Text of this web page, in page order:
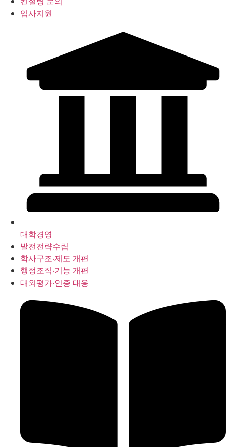
입사지원
대학경영
발전전략수립
학사구조‧제도 개편
행정조직‧기능 개편
대외평가‧인증 대응